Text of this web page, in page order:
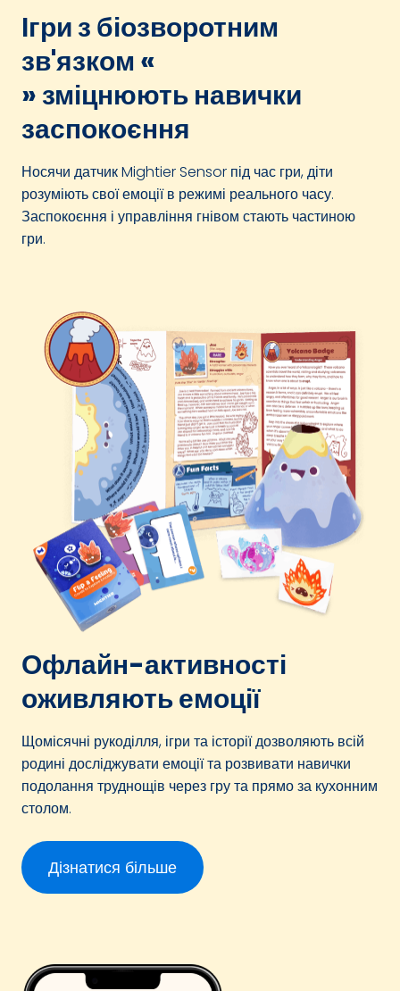
Ігри з біозворотним
зв'язком «
» зміцнюють навички
заспокоєння
Носячи датчик Mightier Sensor під час гри, діти
розуміють свої емоції в режимі реального часу.
Заспокоєння і управління гнівом стають частиною
гри.
Офлайн-активності
оживляють емоції
Щомісячні рукоділля, ігри та історії дозволяють всій
родині досліджувати емоції та розвивати навички
подолання труднощів через гру та прямо за кухонним
столом.
Дізнатися більше